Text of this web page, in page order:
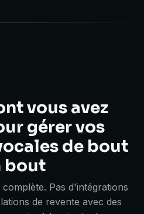
vous avez
gérer vos
de bout
bout
Pas d'intégrations
de revente avec des